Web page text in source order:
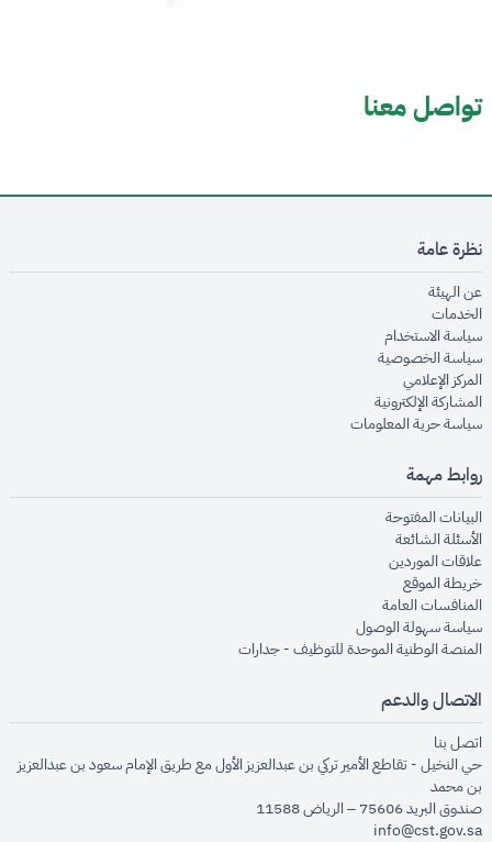
تواصل معنا
نظرة عامة
عن الهيئةopens in new window
الخدماتopens in new window
سياسة الاستخدام
سياسة الخصوصيةopens in new window
المركز الإعلاميopens in new window
المشاركة الإلكترونيةopens in new window
سياسة حرية المعلوماتopens in new window
روابط مهمة
البيانات المفتوحةopens in new window
الأسئلة الشائعةopens in new window
علاقات الموردينopens in new window
خريطة الموقعopens in new window
المنافسات العامةopens in new window
سياسة سهولة الوصولopens in new window
المنصة الوطنية الموحدة للتوظيف - جداراتopens in new window
الاتصال والدعم
اتصل بنا
حي النخيل - تقاطع الأمير تركي بن عبدالعزيز الأول مع طريق الإمام سعود بن عبدالعزيز
بن محمد
صندوق البريد 75606 – الرياض 11588
info@cst.gov.sa